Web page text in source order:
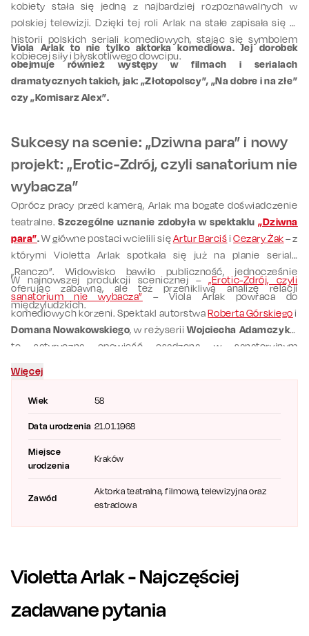
Wiek 58
Data urodzenia 21.01.1968
Miejsce
urodzenia
Kraków
Zawód
Aktorka teatralna, filmowa, telewizyjna oraz
estradowa
kobiety stała się jedną z najbardziej rozpoznawalnych w
polskiej telewizji. Dzięki tej roli Arlak na stałe zapisała się w
historii polskich seriali komediowych, stając się symbolem
kobiecej siły i błyskotliwego dowcipu.
Viola Arlak to nie tylko aktorka komediowa. Jej dorobek
obejmuje również występy w filmach i serialach
dramatycznych takich, jak: „Złotopolscy”, „Na dobre i na złe”
czy „Komisarz Alex”.
Sukcesy na scenie: „Dziwna para” i nowy
projekt: „Erotic-Zdrój, czyli sanatorium nie
wybacza”
Oprócz pracy przed kamerą, Arlak ma bogate doświadczenie
teatralne.Szczególne uznanie zdobyła w spektaklu „Dziwna
para”.W główne postaci wcielili sięArtur BarciśiCezary Żak– z
którymi Violetta Arlak spotkała się już na planie serialu
„Ranczo”. Widowisko bawiło publiczność, jednocześnie
oferując zabawną, ale też przenikliwą analizę relacji
międzyludzkich.
W najnowszej produkcji scenicznej –„Erotic-Zdrój, czyli
sanatorium nie wybacza” – Viola Arlak powraca do
komediowych korzeni. Spektakl autorstwaRoberta Górskiegoi
Domana Nowakowskiego, w reżyseriiWojciecha Adamczyka
to satyryczna opowieść osadzona w sanatoryjnym
się w uczuciowe intrygi. Na scenie towarzyszą jej m.in.Beata
Olga Kowalska
Bogdan Kalus
Więcej
Violetta Arlak- Najczęściej
zadawane pytania